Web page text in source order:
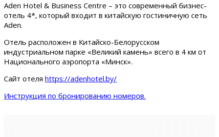
Aden Hotel & Business Centre – это современный бизнес-
отель 4*, который входит в китайскую гостиничную сеть
Aden.
Отель расположен в Китайско-Белорусском
индустриальном парке «Великий камень» всего в 4 км от
Национального аэропорта «Минск».
Сайт отеля https://adenhotel.by/
Инструкция по бронированию номеров.